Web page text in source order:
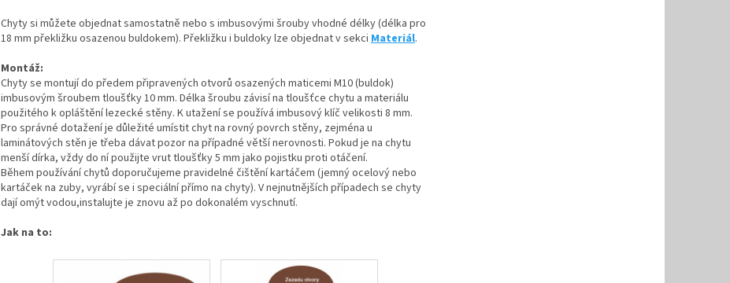
Chyty si můžete objednat samostatně nebo s imbusovými šrouby vhodné délky (délka pro
18 mm překližku osazenou buldokem). Překližku i buldoky lze objednat v sekci Materiál.
Montáž:
Chyty se montují do předem připravených otvorů osazených maticemi M10 (buldok)
imbusovým šroubem tloušťky 10 mm. Délka šroubu závisí na tloušťce chytu a materiálu
použitého k opláštění lezecké stěny. K utažení se používá imbusový klíč velikosti 8 mm.
Pro správné dotažení je důležité umístit chyt na rovný povrch stěny, zejména u
laminátových stěn je třeba dávat pozor na případné větší nerovnosti. Pokud je na chytu
menší dírka, vždy do ní použijte vrut tloušťky 5 mm jako pojistku proti otáčení.
Během používání chytů doporučujeme pravidelné čištění kartáčem (jemný ocelový nebo
kartáček na zuby, vyrábí se i speciální přímo na chyty). V nejnutnějších případech se chyty
dají omýt vodou,instalujte je znovu až po dokonalém vyschnutí.
Jak na to: